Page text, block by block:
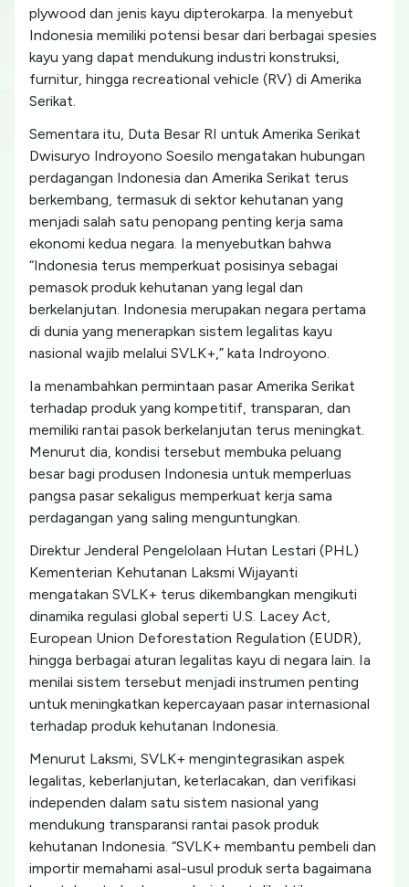
plywood dan jenis kayu dipterokarpa. Ia menyebut
Indonesia memiliki potensi besar dari berbagai spesies
kayu yang dapat mendukung industri konstruksi,
furnitur, hingga recreational vehicle (RV) di Amerika
Serikat.
Sementara itu, Duta Besar RI untuk Amerika Serikat
Dwisuryo Indroyono Soesilo mengatakan hubungan
perdagangan Indonesia dan Amerika Serikat terus
berkembang, termasuk di sektor kehutanan yang
menjadi salah satu penopang penting kerja sama
ekonomi kedua negara. Ia menyebutkan bahwa
“Indonesia terus memperkuat posisinya sebagai
pemasok produk kehutanan yang legal dan
berkelanjutan. Indonesia merupakan negara pertama
di dunia yang menerapkan sistem legalitas kayu
nasional wajib melalui SVLK+,” kata Indroyono.
Ia menambahkan permintaan pasar Amerika Serikat
terhadap produk yang kompetitif, transparan, dan
memiliki rantai pasok berkelanjutan terus meningkat.
Menurut dia, kondisi tersebut membuka peluang
besar bagi produsen Indonesia untuk memperluas
pangsa pasar sekaligus memperkuat kerja sama
perdagangan yang saling menguntungkan.
Direktur Jenderal Pengelolaan Hutan Lestari (PHL)
Kementerian Kehutanan Laksmi Wijayanti
mengatakan SVLK+ terus dikembangkan mengikuti
dinamika regulasi global seperti U.S. Lacey Act,
European Union Deforestation Regulation (EUDR),
hingga berbagai aturan legalitas kayu di negara lain. Ia
menilai sistem tersebut menjadi instrumen penting
untuk meningkatkan kepercayaan pasar internasional
terhadap produk kehutanan Indonesia.
Menurut Laksmi, SVLK+ mengintegrasikan aspek
legalitas, keberlanjutan, keterlacakan, dan verifikasi
independen dalam satu sistem nasional yang
mendukung transparansi rantai pasok produk
kehutanan Indonesia. “SVLK+ membantu pembeli dan
importir memahami asal-usul produk serta bagaimana